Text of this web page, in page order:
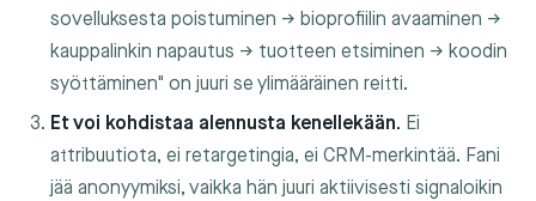
sovelluksesta poistuminen → bioprofiilin avaaminen →
kauppalinkin napautus → tuotteen etsiminen → koodin
syöttäminen" on juuri se ylimääräinen reitti.
Et voi kohdistaa alennusta kenellekään. Ei
attribuutiota, ei retargetingia, ei CRM-merkintää. Fani
jää anonyymiksi, vaikka hän juuri aktiivisesti signaloikin